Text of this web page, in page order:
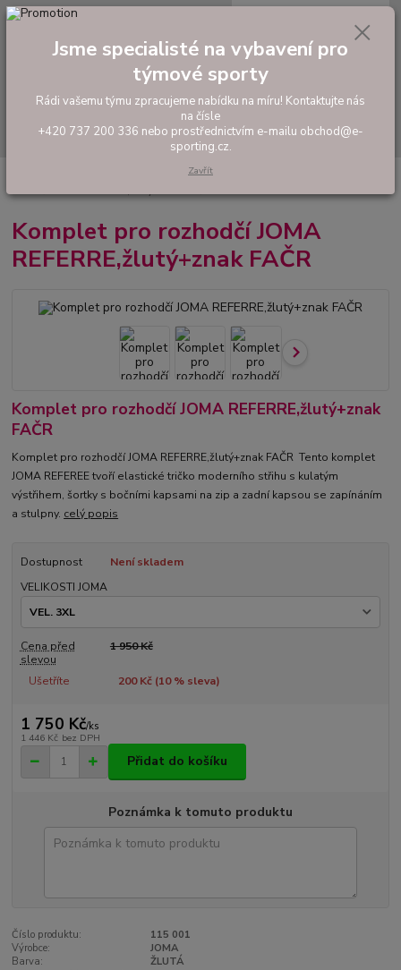
Hledat
tel: +420 737 200 336
0,00 Kč
Oblečení pro rozhodčí
rozhodčí JOMA REFERRE,žlutý+znak FAČR
Komplet pro rozhodčí JOMA
REFERRE,žlutý+znak FAČR
Komplet pro rozhodčí JOMA REFERRE,žlutý+znak
FAČR
Komplet pro rozhodčí JOMA REFERRE,žlutý+znak FAČR Tento komplet
JOMA REFEREE tvoří elastické tričko moderního střihu s kulatým
výstřihem, šortky s bočními kapsami na zip a zadní kapsou se zapínáním
a stulpny. celý popis
Dostupnost
Není skladem
VELIKOSTI JOMA
Cena před
slevou
1 950 Kč
Ušetříte 200 Kč (10% sleva)
1 750 Kč/ks
1 446 Kč bez DPH
Přidat do košíku
Poznámka k tomuto produktu
Číslo produktu:
115 001
Výrobce:
JOMA
Barva:
ŽLUTÁ
Jsme specialisté na vybavení pro
týmové sporty
Rádi vašemu týmu zpracujeme nabídku na míru! Kontaktujte nás
na čísle
+420 737 200 336 nebo prostřednictvím e-mailu obchod@e-
sporting.cz.
Zavřít